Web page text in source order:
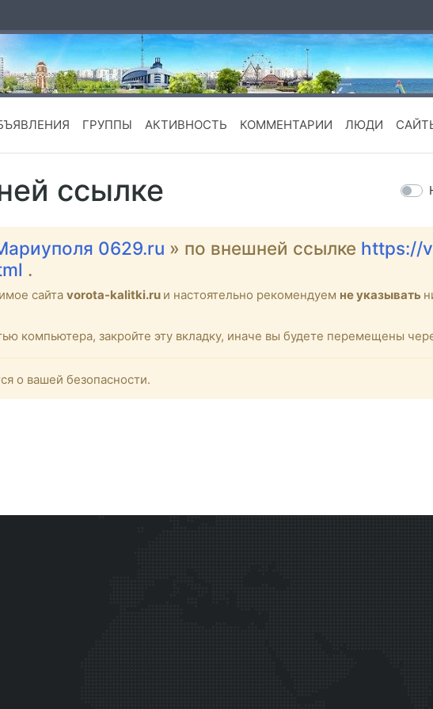
ГРУППЫ АКТИВНОСТЬ КОММЕНТАРИИ ЛЮДИ
ссылке
0629.ru » по внешней ссылке https://
.
сайта vorota-kalitki.ru и настоятельно рекомендуем не указывать
компьютера, закройте эту вкладку, иначе вы будете перемещены
о вашей безопасности.